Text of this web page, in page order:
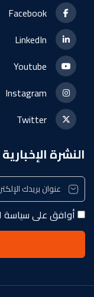
Facebook
LinkedIn
Youtube
Instagram
Twitter
النشرة الإخبارية
أوافق على سياسة